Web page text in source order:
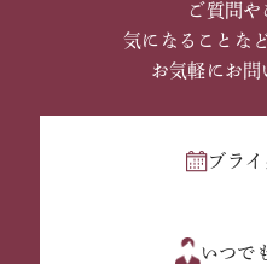
ご質問や
気になることな
お気軽にお問
ブラ
いつで